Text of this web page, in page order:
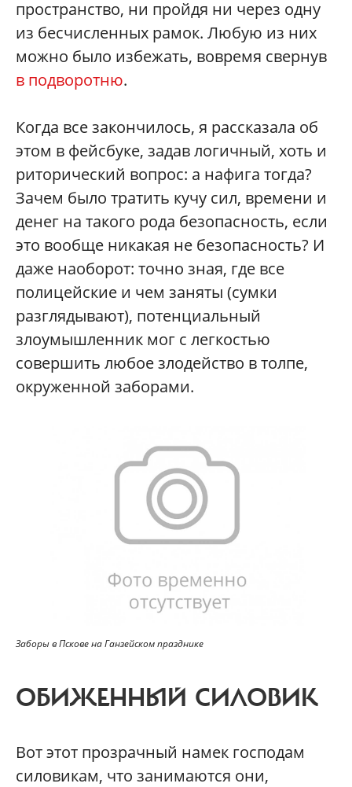
пространство, ни пройдя ни через одну
из бесчисленных рамок. Любую из них
можно было избежать, вовремя свернув
в подворотню.
Когда все закончилось, я рассказала об
этом в фейсбуке, задав логичный, хоть и
риторический вопрос: а нафига тогда?
Зачем было тратить кучу сил, времени и
денег на такого рода безопасность, если
это вообще никакая не безопасность? И
даже наоборот: точно зная, где все
полицейские и чем заняты (сумки
разглядывают), потенциальный
злоумышленник мог с легкостью
совершить любое злодейство в толпе,
окруженной заборами.
Заборы в Пскове на Ганзейском празднике
ОБИЖЕННЫЙ СИЛОВИК
Вот этот прозрачный намек господам
силовикам, что занимаются они,